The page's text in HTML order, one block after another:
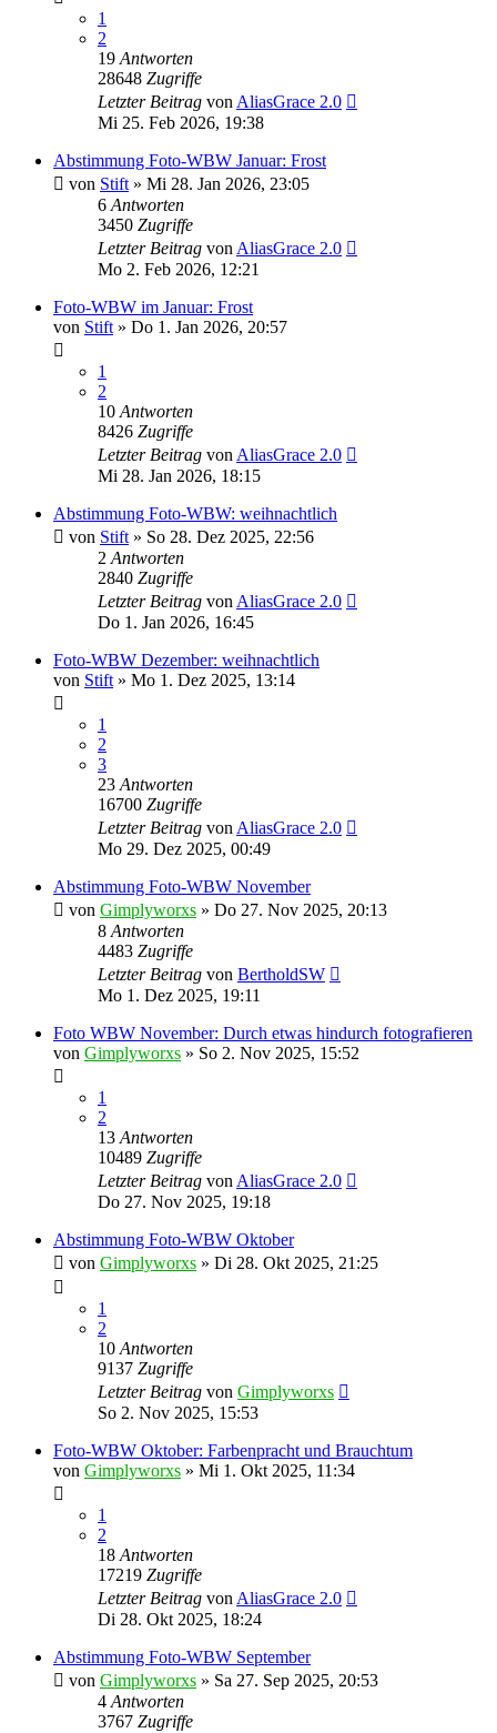
1
2
19 Antworten
28648 Zugriffe
Letzter Beitrag von AliasGrace 2.0
Mi 25. Feb 2026, 19:38
Abstimmung Foto-WBW Januar: Frost
von Stift » Mi 28. Jan 2026, 23:05
6 Antworten
3450 Zugriffe
Letzter Beitrag von AliasGrace 2.0
Mo 2. Feb 2026, 12:21
Foto-WBW im Januar: Frost
von Stift » Do 1. Jan 2026, 20:57
1
2
10 Antworten
8426 Zugriffe
Letzter Beitrag von AliasGrace 2.0
Mi 28. Jan 2026, 18:15
Abstimmung Foto-WBW: weihnachtlich
von Stift » So 28. Dez 2025, 22:56
2 Antworten
2840 Zugriffe
Letzter Beitrag von AliasGrace 2.0
Do 1. Jan 2026, 16:45
Foto-WBW Dezember: weihnachtlich
von Stift » Mo 1. Dez 2025, 13:14
1
2
3
23 Antworten
16700 Zugriffe
Letzter Beitrag von AliasGrace 2.0
Mo 29. Dez 2025, 00:49
Abstimmung Foto-WBW November
von Gimplyworxs » Do 27. Nov 2025, 20:13
8 Antworten
4483 Zugriffe
Letzter Beitrag von BertholdSW
Mo 1. Dez 2025, 19:11
Foto WBW November: Durch etwas hindurch fotografieren
von Gimplyworxs » So 2. Nov 2025, 15:52
1
2
13 Antworten
10489 Zugriffe
Letzter Beitrag von AliasGrace 2.0
Do 27. Nov 2025, 19:18
Abstimmung Foto-WBW Oktober
von Gimplyworxs » Di 28. Okt 2025, 21:25
1
2
10 Antworten
9137 Zugriffe
Letzter Beitrag von Gimplyworxs
So 2. Nov 2025, 15:53
Foto-WBW Oktober: Farbenpracht und Brauchtum
von Gimplyworxs » Mi 1. Okt 2025, 11:34
1
2
18 Antworten
17219 Zugriffe
Letzter Beitrag von AliasGrace 2.0
Di 28. Okt 2025, 18:24
Abstimmung Foto-WBW September
von Gimplyworxs » Sa 27. Sep 2025, 20:53
4 Antworten
3767 Zugriffe